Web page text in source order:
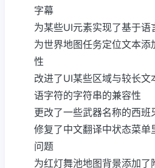
字幕
为某些UI元素实现了基于语
为世界地图任务定位文本
性
改进了UI某些区域与较长
语字符的字符串的兼容性
更改了一些武器名称的西班
修复了中文翻译中状态菜单
问题
为红灯舞池地图背景添加了